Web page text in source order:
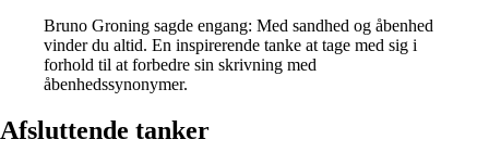
Bruno Groning sagde engang: Med sandhed og åbenhed
vinder du altid. En inspirerende tanke at tage med sig i
forhold til at forbedre sin skrivning med
åbenhedssynonymer.
Afsluttende tanker